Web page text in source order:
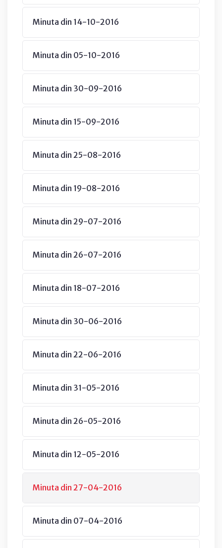
Minuta din 14-10-2016
Minuta din 05-10-2016
Minuta din 30-09-2016
Minuta din 15-09-2016
Minuta din 25-08-2016
Minuta din 19-08-2016
Minuta din 29-07-2016
Minuta din 26-07-2016
Minuta din 18-07-2016
Minuta din 30-06-2016
Minuta din 22-06-2016
Minuta din 31-05-2016
Minuta din 26-05-2016
Minuta din 12-05-2016
Minuta din 27-04-2016
Minuta din 07-04-2016